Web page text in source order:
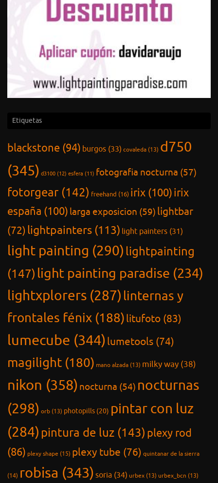
Etiquetas
blackstone (94) burgos (33) covaleda (13) d750
(345) d3100 (12) esfera (11) fotografia nocturna (57)
fotorgear (142) freehand (16) irix (100)irix
españa (100) larga exposicion (59) lightbar
(72)lightpainters (113) light painters (31)
light painting (290) lightpainting
(147) light painting paradise (234)
lightxplorers (287) linternas y
frontales fénix (188)litufoto (83)
lumecube (344)lumetools (74)
magilight (180) mano alzada (13) milky way (38)
nikon (358) nocturna (54) nocturnas
(298) orb (13) photopills (20) pintar con luz
(284) pintura de luz (143) plexy rod
(86) plexy shape (15) plexy tube (76) quintanar de la sierra
(14) robisa (343)soria (34) urbex (13) urbex_bcn (13)